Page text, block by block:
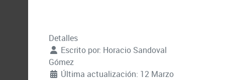
Detalles
Escrito por: Horacio Sandoval
Gómez
Última actualización: 12 Marzo